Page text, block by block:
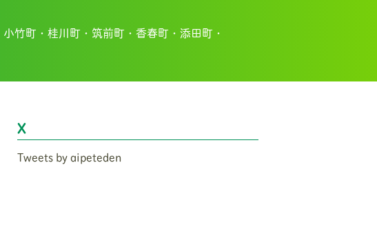
小竹町・ 桂川町・ 筑前町・ 香春町・ 添田町・
X
Tweets by aipeteden